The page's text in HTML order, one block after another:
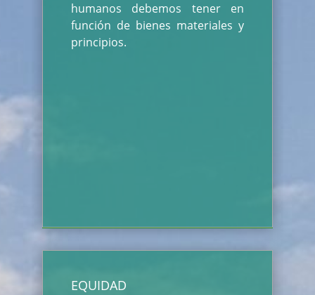
humanos debemos tener en
función de bienes materiales y
principios.
EQUIDAD